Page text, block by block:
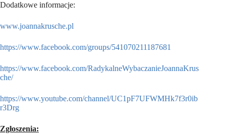
Dodatkowe informacje:
www.joannakrusche.pl
https://www.facebook.com/groups/541070211187681
https://www.facebook.com/RadykalneWybaczanieJoannaKrus
che/
https://www.youtube.com/channel/UC1pF7UFWMHk7f3r0ib
r3Drg
Zgłoszenia: